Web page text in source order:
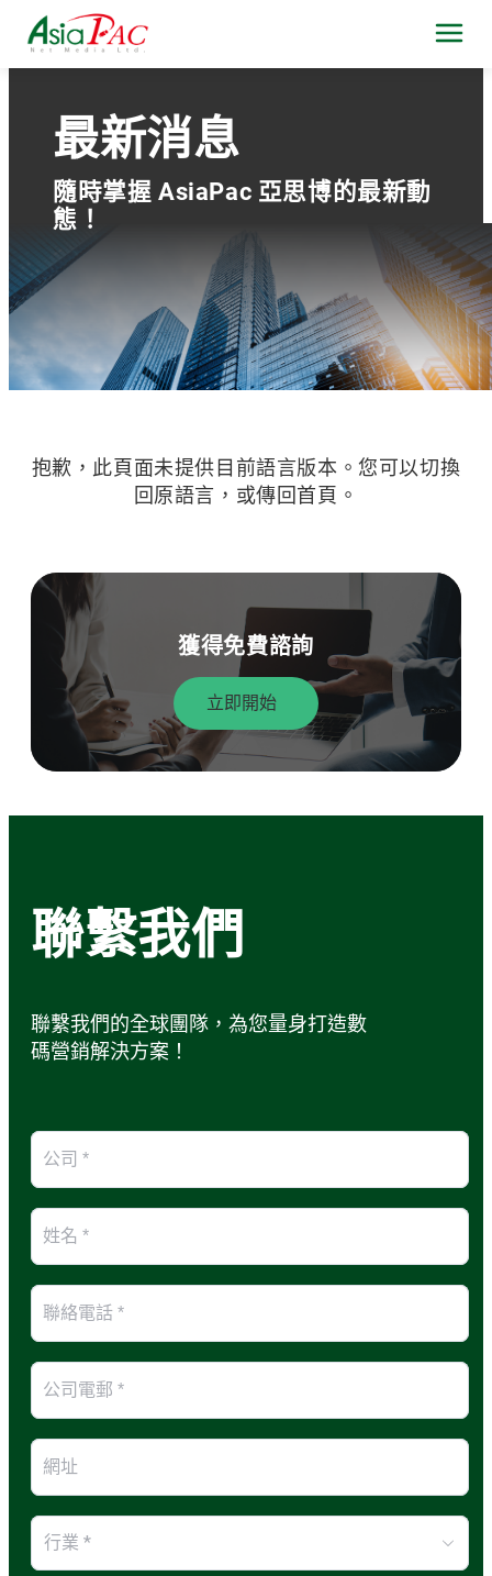
最新消息
隨時掌握 AsiaPac 亞思博的最新動
態！
抱歉，此頁面未提供目前語言版本。您可以切換
回原語言，或傳回首頁。
獲得免費諮詢
立即開始
聯繫我們
聯繫我們的全球團隊，為您量身打造數
碼營銷解決方案！
行業 *